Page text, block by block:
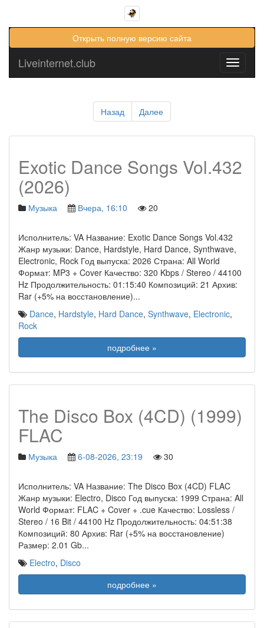
Открыть полную версию сайта
Toggle
Liveinternet.club
Назад Далее
Exotic Dance Songs Vol.432
(2026)
Музыка Вчера, 16:10 20
Исполнитель: VA Название: Exotic Dance Songs Vol.432
Жанр музыки: Dance, Hardstyle, Hard Dance, Synthwave,
Electronic, Rock Год выпуска: 2026 Страна: All World
Формат: MP3 + Cover Качество: 320 Kbps / Stereo / 44100
Hz Продолжительность: 01:15:40 Композиций: 21 Архив:
Rar (+5% на восстановление)...
Dance, Hardstyle, Hard Dance, Synthwave, Electronic,
Rock
подробнее »
The Disco Box (4CD) (1999)
FLAC
Музыка 6-08-2026, 23:19 30
Исполнитель: VA Название: The Disco Box (4CD) FLAC
Жанр музыки: Electro, Disco Год выпуска: 1999 Страна: All
World Формат: FLAC + Cover + .cue Качество: Lossless /
Stereo / 16 Bit / 44100 Hz Продолжительность: 04:51:38
Композиций: 80 Архив: Rar (+5% на восстановление)
Размер: 2.01 Gb...
Electro, Disco
подробнее »